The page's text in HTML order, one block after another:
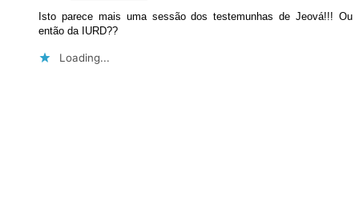
Isto parece mais uma sessão dos testemunhas de Jeová!!! Ou
então da IURD??
Loading...